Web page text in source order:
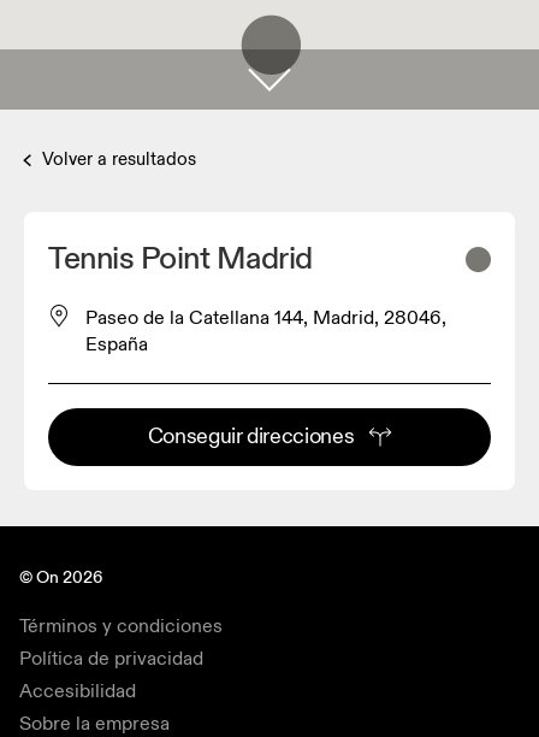
Volver a resultados
Tennis Point Madrid
Paseo de la Catellana 144, Madrid, 28046,
España
Conseguir direcciones
© On 2026
Términos y condiciones
Política de privacidad
Accesibilidad
Sobre la empresa